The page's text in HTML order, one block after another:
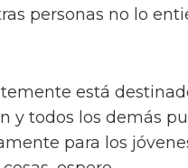
personas no lo
está
y todos los demás
para los